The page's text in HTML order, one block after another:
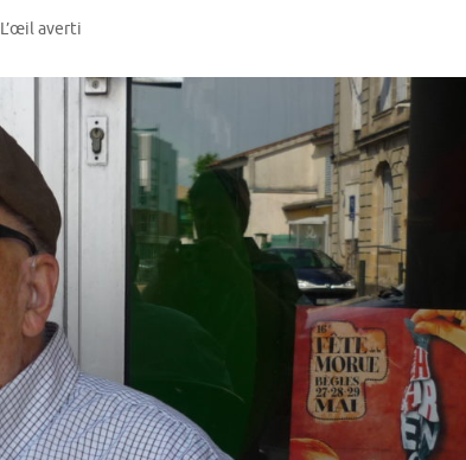
L’œil averti